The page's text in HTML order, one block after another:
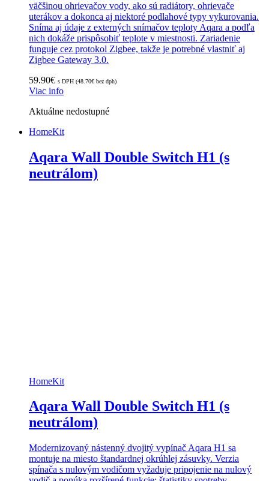
väčšinou ohrievačov vody, ako sú radiátory, ohrievače
uterákov a dokonca aj niektoré podlahové typy vykurovania.
Sníma aj údaje z externých snímačov teploty Aqara a podľa
nich dokáže prispôsobiť teplote v miestnosti. Zariadenie
funguje cez protokol Zigbee, takže je potrebné vlastniť aj
Zigbee Gateway 3.0.
59.90€ s DPH (48.70€ bez dph)
Viac info
Aktuálne nedostupné
HomeKit
Aqara Wall Double Switch H1 (s
neutrálom)
HomeKit
Aqara Wall Double Switch H1 (s
neutrálom)
Modernizovaný nástenný dvojitý vypínač Aqara H1 sa
montuje na miesto štandardnej okrúhlej zásuvky. Verzia
spínača s nulovým vodičom vyžaduje pripojenie na nulový